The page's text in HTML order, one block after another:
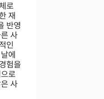
로
재
반영
사
인
에
험을
로
사